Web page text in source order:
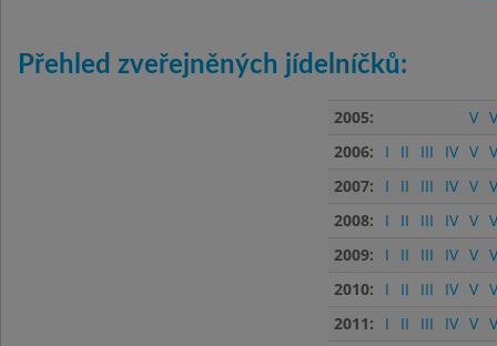
Přehled zveřejněných jídelníčků:
2005: V
2006:
I II III IV V
2007:
I II III IV V
2008:
I II III IV V
2009:
I II III IV V
2010:
I II III IV V
2011:
I II III IV V